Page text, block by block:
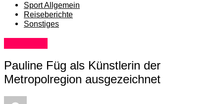
Sport Allgemein
Reiseberichte
Sonstiges
Pauline Füg als Künstlerin der
Metropolregion ausgezeichnet